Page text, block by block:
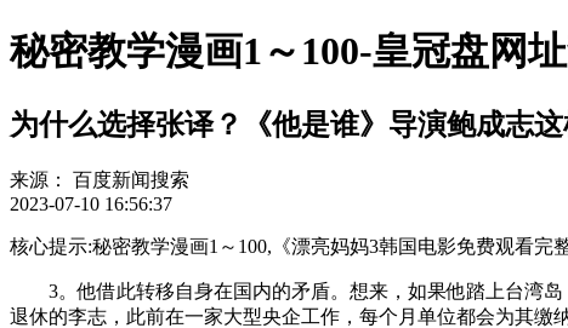
秘密教学漫画1～100-皇冠盘网
为什么选择张译？《他是谁》导演鲍成志
来源：
百度新闻搜索
2023-07-10 16:56:37
核心提示:秘密教学漫画1～100,《漂亮妈妈3韩国电影免费观看完
3。他借此转移自身在国内的矛盾。想来，如果他踏上台湾
退休的李志，此前在一家大型央企工作，每个月单位都会为其缴